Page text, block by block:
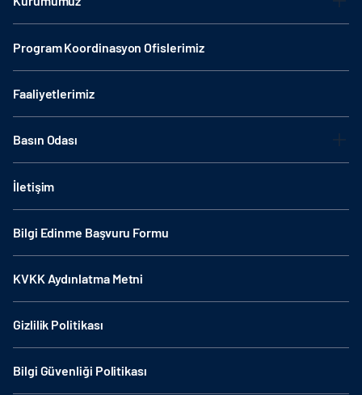
Program Koordinasyon Ofislerimiz
Faaliyetlerimiz
Basın Odası
İletişim
Bilgi Edinme Başvuru Formu
KVKK Aydınlatma Metni
Gizlilik Politikası
Bilgi Güvenliği Politikası